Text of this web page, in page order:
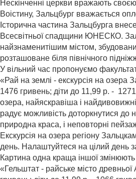
Нескінченні церкви вражають
Воістину, Зальцбург вважається
Історична частина Зальцбурга
Всесвітньої спадщини ЮНЕСКО.
найзнаменитішим містом,
розташоване біля північного
У вільний час пропонуємо
«Рай на землі - екскурсія на озера
1476 гривень; діти до 11,99 р. -
озера, найяскравіша і
радує можливість доторкнутися до
природна краса, і неповторні
Екскурсія на озера регіону
день. Налаштуйтеся на цілий день
Картина одна краща іншої
«Гельштат - райське місто древньої